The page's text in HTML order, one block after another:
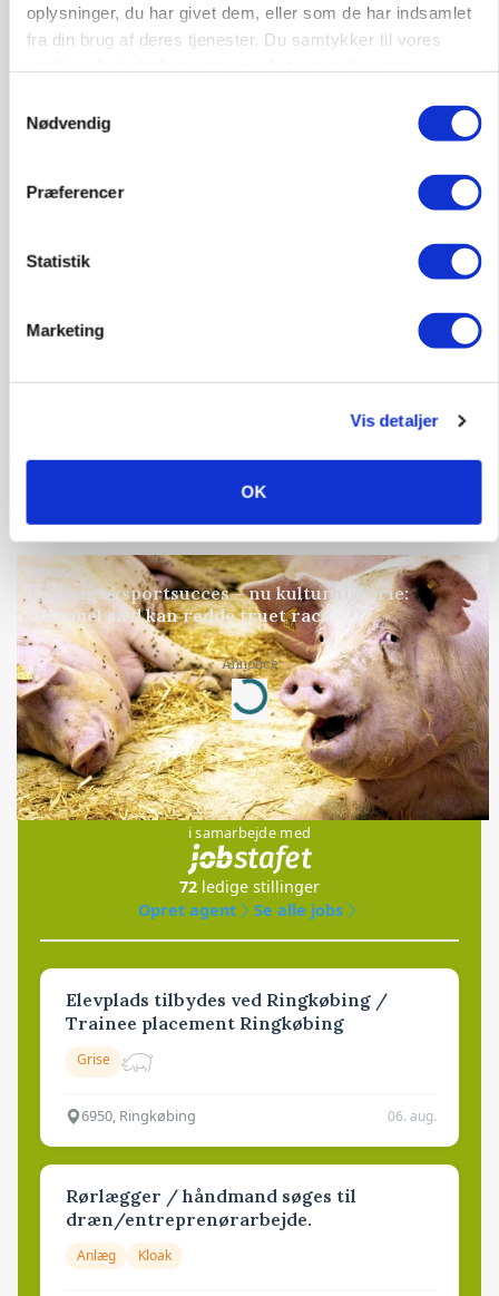
oplysninger, du har givet dem, eller som de har indsamlet
fra din brug af deres tjenester. Du samtykker til vores
Nødvendig
Præferencer
Statistik
Marketing
Vis detaljer
OK
KULTUR
Ny HR-chef skal koble kultur og forretning i
Annonce
GRISE
Engang eksportsucces – nu kulturhistorie:
Gammel sæd kan redde truet race
Annonce
Loading...
Jobs
i samarbejde med
72 ledige stillinger
Opret agent
Se alle jobs
Elevplads tilbydes ved Ringkøbing /
Trainee placement Ringkøbing
Grise
6950, Ringkøbing 06. aug.
Rørlægger / håndmand søges til
dræn/entreprenørarbejde.
Anlæg Kloak